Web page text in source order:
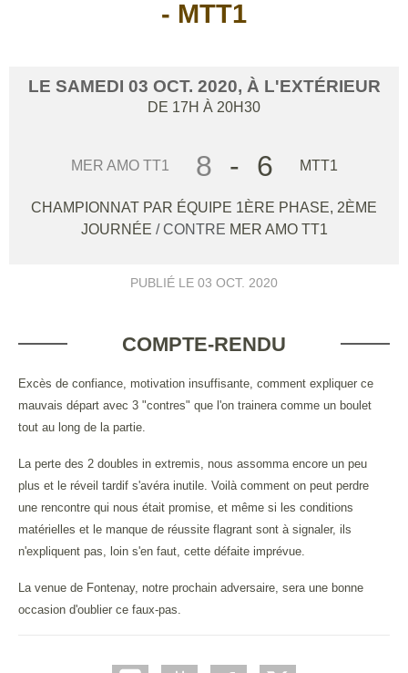
- MTT1
LE SAMEDI 03 OCT. 2020, À L'EXTÉRIEUR
DE 17H À 20H30
MER AMO TT1 8 - 6 MTT1
CHAMPIONNAT PAR ÉQUIPE 1ÈRE PHASE, 2ÈME
JOURNÉE / CONTRE MER AMO TT1
PUBLIÉ LE 03 OCT. 2020
COMPTE-RENDU
Excès de confiance, motivation insuffisante, comment expliquer ce
mauvais départ avec 3 "contres" que l'on trainera comme un boulet
tout au long de la partie.
La perte des 2 doubles in extremis, nous assomma encore un peu
plus et le réveil tardif s'avéra inutile. Voilà comment on peut perdre
une rencontre qui nous était promise, et même si les conditions
matérielles et le manque de réussite flagrant sont à signaler, ils
n'expliquent pas, loin s'en faut, cette défaite imprévue.
La venue de Fontenay, notre prochain adversaire, sera une bonne
occasion d'oublier ce faux-pas.